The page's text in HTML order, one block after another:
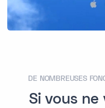
DE NOMBREUSES
Si vous ne